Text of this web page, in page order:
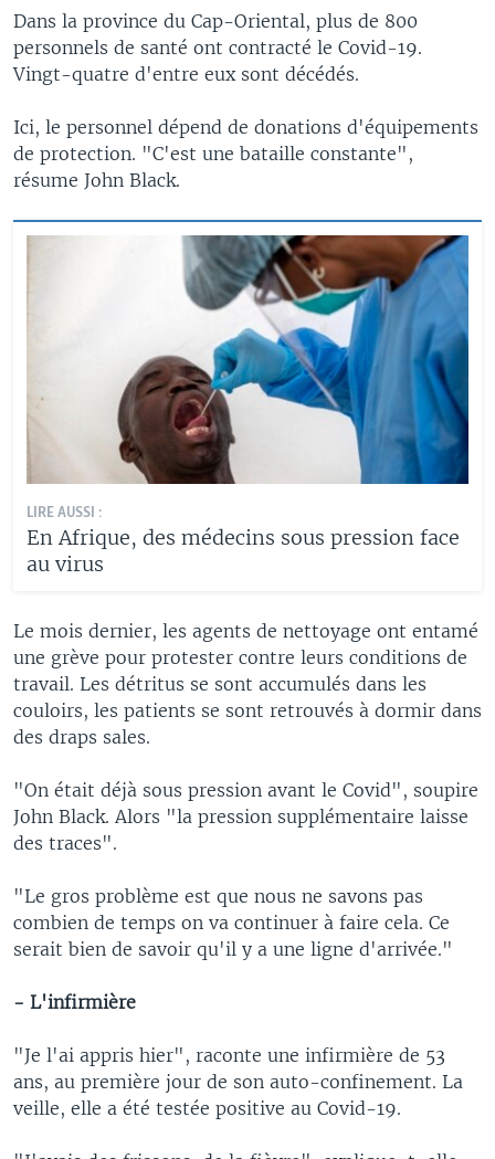
Dans la province du Cap-Oriental, plus de 800
personnels de santé ont contracté le Covid-19.
Vingt-quatre d'entre eux sont décédés.
Ici, le personnel dépend de donations d'équipements
de protection. "C'est une bataille constante",
résume John Black.
LIRE AUSSI :
En Afrique, des médecins sous pression face
au virus
Le mois dernier, les agents de nettoyage ont entamé
une grève pour protester contre leurs conditions de
travail. Les détritus se sont accumulés dans les
couloirs, les patients se sont retrouvés à dormir dans
des draps sales.
"On était déjà sous pression avant le Covid", soupire
John Black. Alors "la pression supplémentaire laisse
des traces".
"Le gros problème est que nous ne savons pas
combien de temps on va continuer à faire cela. Ce
serait bien de savoir qu'il y a une ligne d'arrivée."
- L'infirmière
"Je l'ai appris hier", raconte une infirmière de 53
ans, au première jour de son auto-confinement. La
veille, elle a été testée positive au Covid-19.